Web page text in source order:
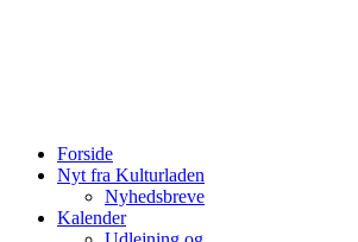
Forside
Nyt fra Kulturladen
Nyhedsbreve
Kalender